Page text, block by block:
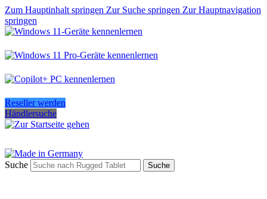
Zum Hauptinhalt springen Zur Suche springen Zur Hauptnavigation
springen
Reseller werden
Händlersuche
Suche Suche